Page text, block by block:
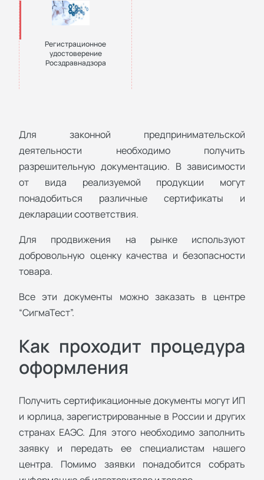
Регистрационное
удостоверение
Росздравнадзора
Для законной предпринимательской
деятельности необходимо получить
разрешительную документацию. В зависимости
от вида реализуемой продукции могут
понадобиться различные сертификаты и
декларации соответствия.
Для продвижения на рынке используют
добровольную оценку качества и безопасности
товара.
Все эти документы можно заказать в центре
“СигмаТест”.
Как проходит процедура
оформления
Получить сертификационные документы могут ИП
и юрлица, зарегистрированные в России и других
странах ЕАЭС. Для этого необходимо заполнить
заявку и передать ее специалистам нашего
центра. Помимо заявки понадобится собрать